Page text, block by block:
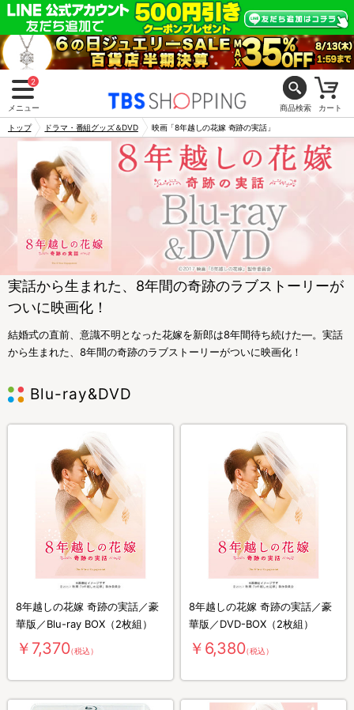
2
メニュー 商品検索 カート
トップ ドラマ・番組グッズ＆DVD 映画「8年越しの花嫁 奇跡の実話」
実話から生まれた、8年間の奇跡のラブストーリーが
ついに映画化！
結婚式の直前、意識不明となった花嫁を新郎は8年間待ち続けた―。実話
から生まれた、8年間の奇跡のラブストーリーがついに映画化！
Blu-ray&DVD
8年越しの花嫁 奇跡の実話／豪
華版／Blu-ray BOX（2枚組）
￥7,370（税込）
8年越しの花嫁 奇跡の実話／豪
華版／DVD-BOX（2枚組）
￥6,380（税込）